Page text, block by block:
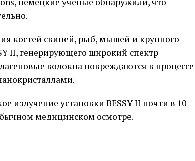
костей свиней, рыб, мышей и крупного
II, генерирующего широкий спектр
волокна повреждаются в процессе
излучение установки BESSY II почти в 10
медицинском осмотре.